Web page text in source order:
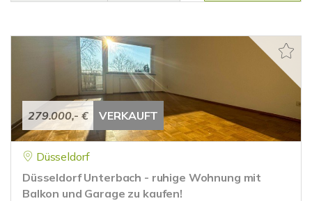
279.000,- € VERKAUFT
Düsseldorf
Düsseldorf Unterbach - ruhige Wohnung mit
Balkon und Garage zu kaufen!